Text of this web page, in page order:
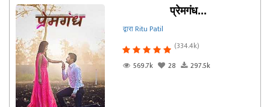
प्रेमगंध...
द्वारा Ritu Patil
(334.4k)
569.7k
28 297.5k